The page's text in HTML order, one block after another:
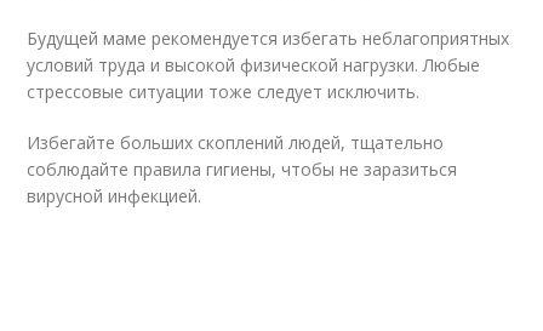
Будущей маме рекомендуется избегать неблагоприятных
условий труда и высокой физической нагрузки. Любые
стрессовые ситуации тоже следует исключить.
Избегайте больших скоплений людей, тщательно
соблюдайте правила гигиены, чтобы не заразиться
вирусной инфекцией.